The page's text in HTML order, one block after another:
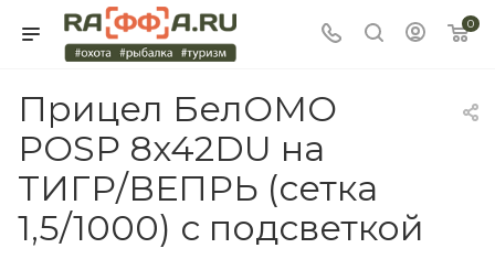
0
Прицел БелОМО
POSP 8x42DU на
ТИГР/ВЕПРЬ (сетка
1,5/1000) с подсветкой